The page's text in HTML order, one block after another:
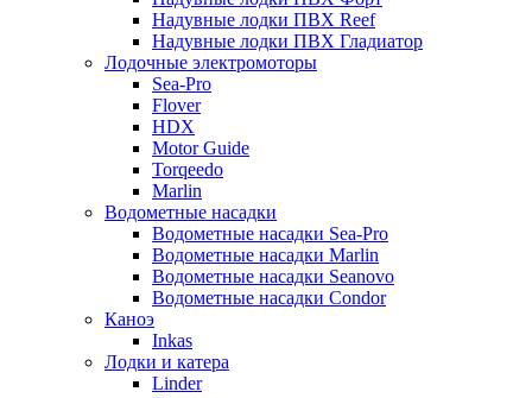
Надувные лодки ПВХ Reef
Надувные лодки ПВХ Гладиатор
Лодочные электромоторы
Sea-Pro
Flover
HDX
Motor Guide
Torqeedo
Marlin
Водометные насадки
Водометные насадки Sea-Pro
Водометные насадки Marlin
Водометные насадки Seanovo
Водометные насадки Condor
Каноэ
Inkas
Лодки и катера
Linder